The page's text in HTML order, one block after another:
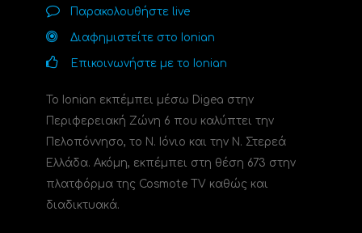
Παρακολουθήστε live
Διαφημιστείτε στο Ionian
Επικοινωνήστε με το Ionian
Το Ionian εκπέμπει μέσω Digea στην
Περιφερειακή Ζώνη 6 που καλύπτει την
Πελοπόννησο, το N. Ιόνιο και την Ν. Στερεά
Ελλάδα. Ακόμη, εκπέμπει στη θέση 673 στην
πλατφόρμα της Cosmote TV καθώς και
διαδικτυακά.